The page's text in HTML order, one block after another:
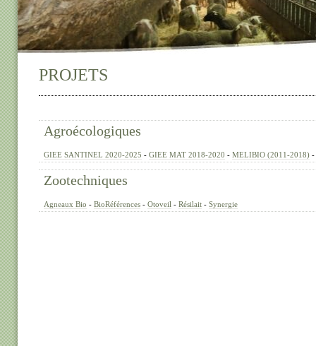
PROJETS
Agroécologiques
GIEE SANTINEL 2020-2025 - GIEE MAT 2018-2020 - MELIBIO (2011-2018) -
Zootechniques
Agneaux Bio - BioRéférences - Otoveil - Résilait - Synergie